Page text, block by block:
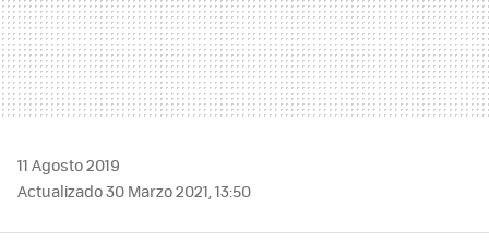
11 Agosto 2019
Actualizado 30 Marzo 2021, 13:50